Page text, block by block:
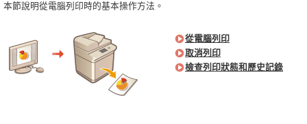
本節說明從電腦列印時的基本操作方法。
從電腦列印
取消列印
檢查列印狀態和歷史記錄